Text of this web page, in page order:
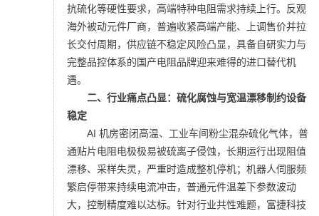
抗硫化等硬性要求，高端特种电阻需求持续上行。反观
海外被动元件厂商，普遍收紧高端产能、上调售价并拉
长交付周期，供应链不稳定风险凸显，具备自研实力与
完整品控体系的国产电阻品牌迎来难得的进口替代机
遇。
二、行业痛点凸显：硫化腐蚀与宽温漂移制约设备
稳定
AI 机房密闭高温、工业车间粉尘混杂硫化气体，普
通贴片电阻电极极易被硫离子侵蚀，长期运行出现阻值
漂移、采样失灵，严重时造成整机停机；机器人伺服频
繁启停带来持续电流冲击，普通元件温差下参数波动
大，控制精度难以达标。针对行业共性难题， 富捷科技